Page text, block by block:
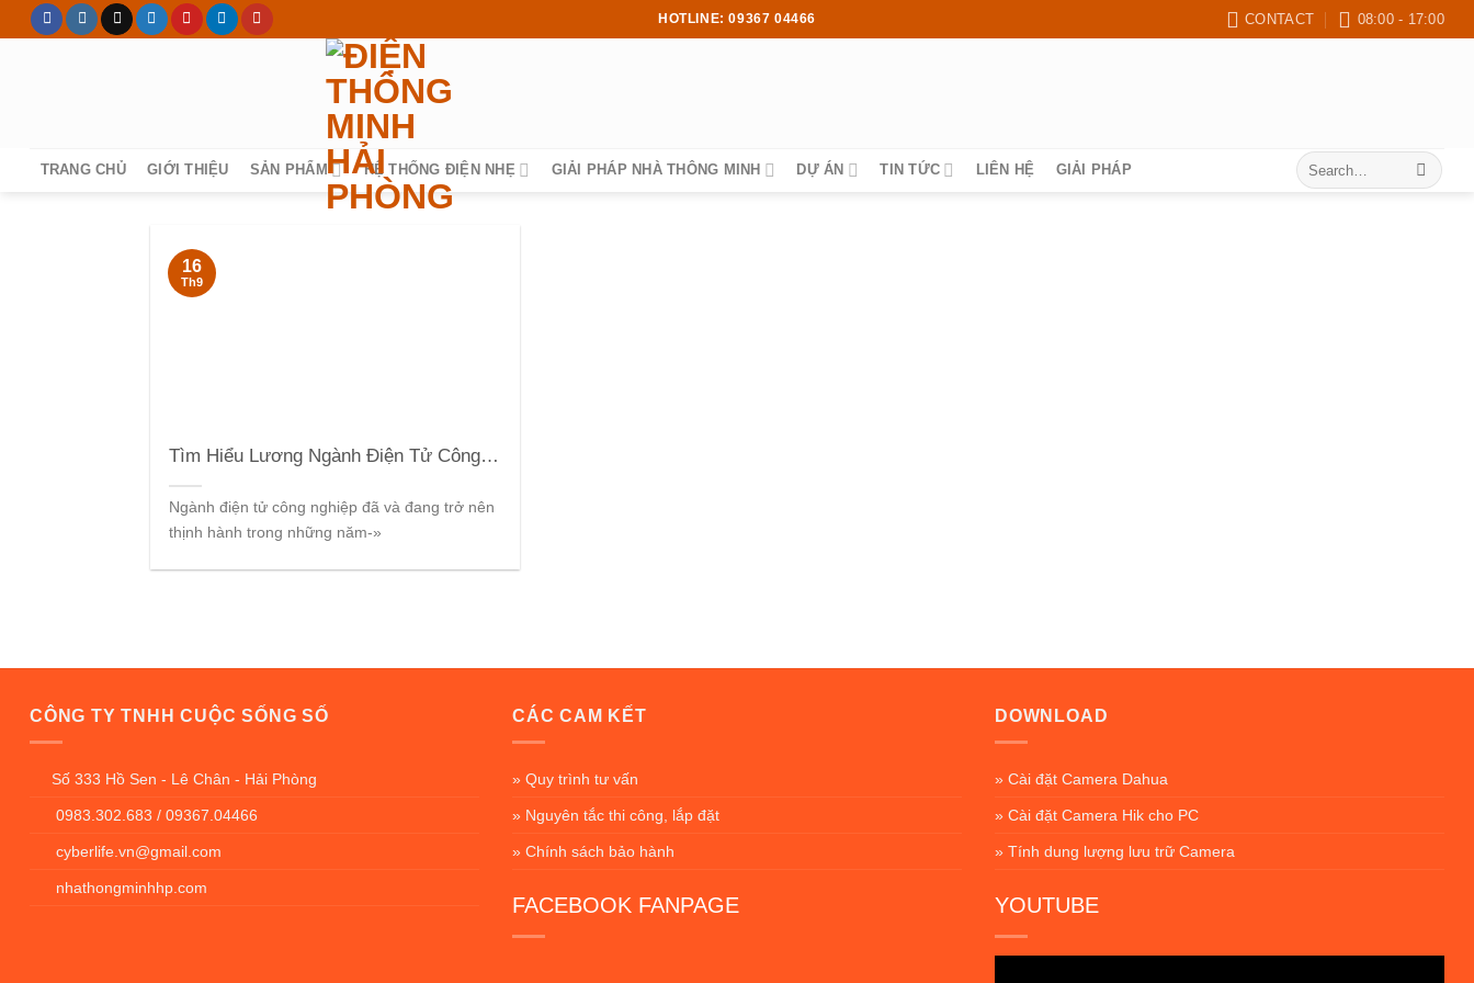
Skip
to
HOTLINE: 09367 04466 CONTACT 08:00 - 17:00
TRANG CHỦ GIỚI THIỆU SẢN PHẨM HỆ THỐNG ĐIỆN NHẸ GIẢI PHÁP NHÀ THÔNG MINH DỰ ÁN TIN TỨC LIÊN HỆ GIẢI PHÁP
Search
for:
Tìm Hiểu Lương Ngành Điện Tử Công Nghiệp Bao Nhiêu?
Ngành điện tử công nghiệp đã và đang trở nên
thịnh hành trong những năm-»
16
Th9
CÔNG TY TNHH CUỘC SỐNG SỐ
Số 333 Hồ Sen - Lê Chân - Hải Phòng
0983.302.683 / 09367.04466
cyberlife.vn@gmail.com
nhathongminhhp.com
CÁC CAM KẾT
» Quy trình tư vấn
» Nguyên tắc thi công, lắp đặt
» Chính sách bảo hành
FACEBOOK FANPAGE
DOWNLOAD
» Cài đặt Camera Dahua
» Cài đặt Camera Hik cho PC
» Tính dung lượng lưu trữ Camera
YOUTUBE